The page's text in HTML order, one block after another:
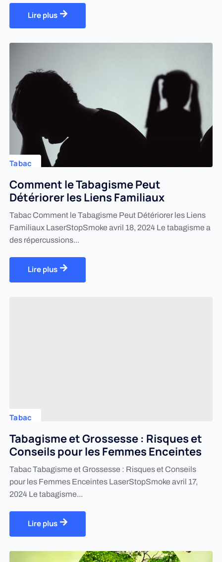
Lire plus
Tabac
Comment le Tabagisme Peut
Détériorer les Liens Familiaux
Tabac Comment le Tabagisme Peut Détériorer les Liens
Familiaux LaserStopSmoke avril 18, 2024 Le tabagisme a
des répercussions...
Lire plus
Tabac
Tabagisme et Grossesse : Risques et
Conseils pour les Femmes Enceintes
Tabac Tabagisme et Grossesse : Risques et Conseils
pour les Femmes Enceintes LaserStopSmoke avril 17,
2024 Le tabagisme...
Lire plus